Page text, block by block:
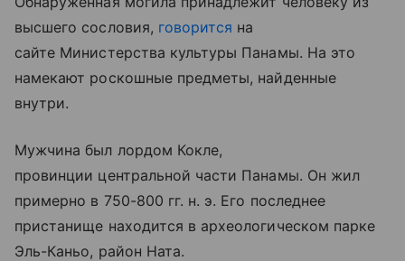
высшего сословия, говорится на
сайте Министерства культуры Панамы. На это
намекают роскошные предметы, найденные
внутри.
Мужчина был лордом Кокле,
провинции центральной части Панамы. Он жил
примерно в 750-800 гг. н. э. Его последнее
пристанище находится в археологическом парке
Эль-Каньо, район Ната.